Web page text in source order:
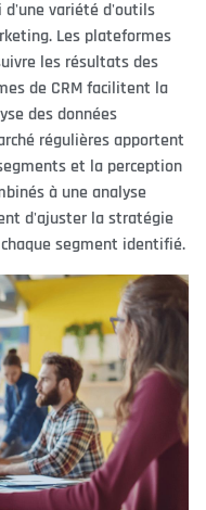
d'une variété d'outils
Les plateformes
les résultats des
de CRM facilitent la
des données
régulières apportent
et la perception
à une analyse
d'ajuster la stratégie
segment identifié.